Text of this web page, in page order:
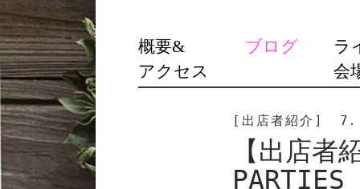
SKIP
TO
CONTENT
概要&
アクセス
ブログ
ラ
会
[出店者紹介] 7.
【出店者
PARTIES